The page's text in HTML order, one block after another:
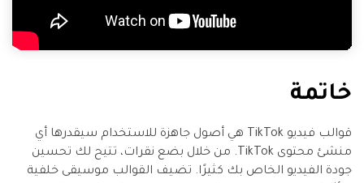
خاتمة
قوالب فيديو TikTok هي أصول جاهزة للاستخدام سيقدرها أي
منشئ محتوى TikTok. من خلال بضع نقرات، تتيح لك تحسين
جودة الفيديو الخاص بك كثيرًا. تضيف القوالب موسيقى خلفية